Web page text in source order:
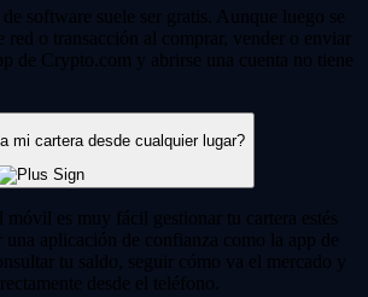
software suele ser gratis. Aunque luego se
red o transacción al comprar, vender o enviar
de Crypto.com y abrirse una cuenta no tiene
mi cartera desde cualquier lugar?
móvil es muy fácil gestionar tu cartera estés
una aplicación de confianza como la app de
tu saldo, seguir cómo va el mercado y
desde el teléfono.